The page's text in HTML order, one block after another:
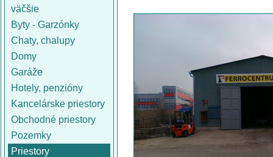
väčšie
Byty - Garzónky
Chaty, chalupy
Domy
Garáže
Hotely, penzióny
Kancelárske priestory
Obchodné priestory
Pozemky
Priestory